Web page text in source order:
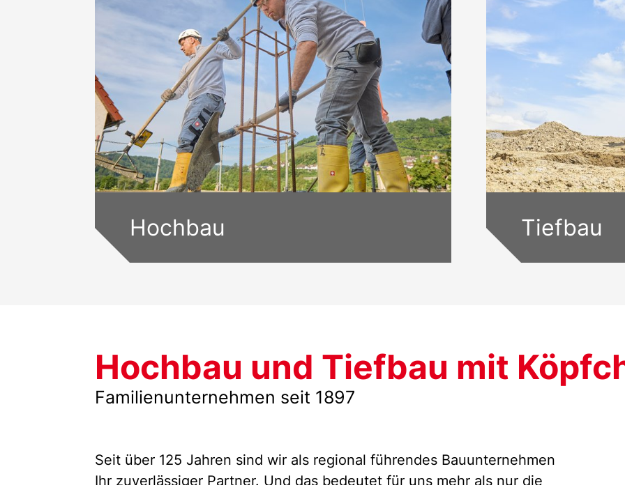
Wir sind Ihr zuverlässiger Fachbetrieb in Sachen
Hochbau. Wir freuen uns, für Sie Ihr Privat- oder
Gewerbeobjekt errichten zu dürfen.
Hochbau
Kanalbau,
SCHWARZ Bau
Art. Unser
Tiefbau
Hochbau und Tiefbau mit
Familienunternehmen seit 1897
Seit über 125 Jahren sind wir als regional führendes Bauunternehmen
Ihr zuverlässiger Partner. Und das bedeutet für uns mehr als nur die